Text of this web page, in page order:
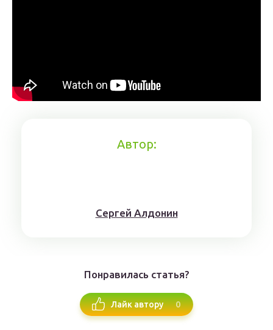
Автор:
Сергей Алдонин
Понравилась статья?
Лайк автору 0